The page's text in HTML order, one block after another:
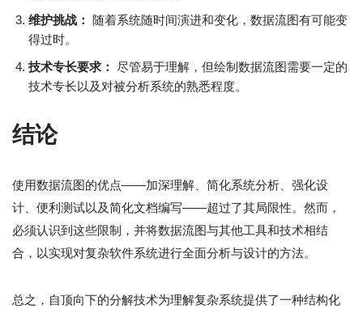
维护挑战：
随着系统随时间演进和变化，数据流图有可能变
得过时。
技术专长要求：
尽管易于理解，但绘制数据流图需要一定的
技术专长以及对被分析系统的熟悉程度。
结论
使用数据流图的优点——加深理解、简化系统分析、强化设
计、便利测试以及简化文档编写——超过了其局限性。然而，
必须认识到这些限制，并将数据流图与其他工具和技术相结
合，以实现对复杂软件系统进行全面分析与设计的方法。
总之，自顶向下的分解技术为理解复杂系统提供了一种结构化